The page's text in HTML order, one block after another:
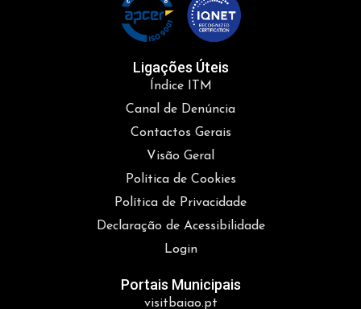
Ligações Úteis
Índice ITM
Canal de Denúncia
Contactos Gerais
Visão Geral
Política de Cookies
Política de Privacidade
Declaração de Acessibilidade
Login
Portais Municipais
visitbaiao.pt